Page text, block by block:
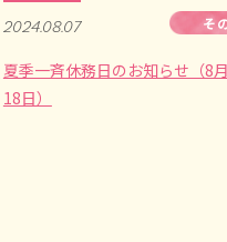
2024.08.07 そ
夏季一斉休務日のお知らせ（8
18日）